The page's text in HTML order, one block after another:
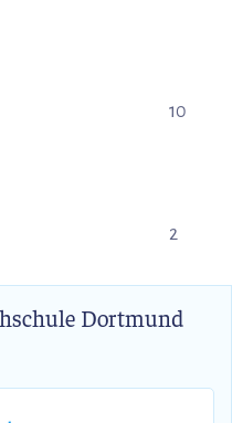
10
2
Dortmund